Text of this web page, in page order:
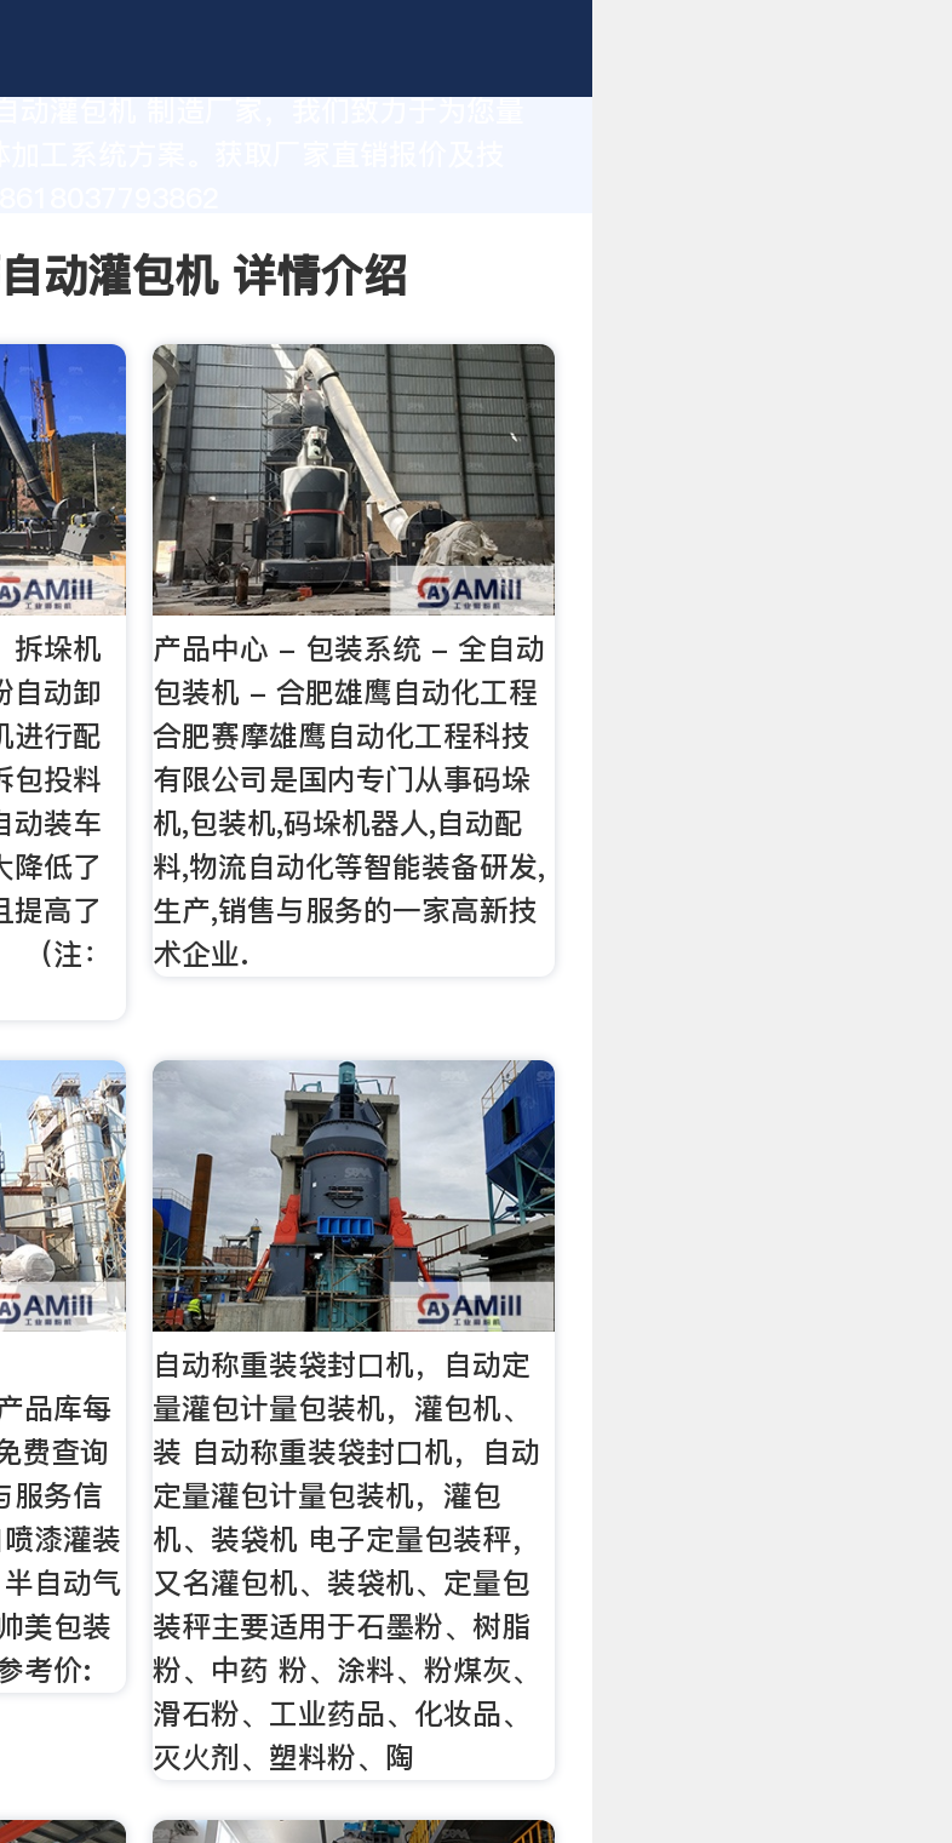
工系统方案。获取厂家直销报价及技
动灌包机 详情介绍
拆垛机
自动卸
进行配
包投料
动装车
降低了
提高了
（注：
产品中心 - 包装系统 - 全自动
包装机 - 合肥雄鹰自动化工程
合肥赛摩雄鹰自动化工程科技
有限公司是国内专门从事码垛
机,包装机,码垛机器人,自动配
料,物流自动化等智能装备研发,
生产,销售与服务的一家高新技
术企业.
品库每
费查询
服务信
漆灌装
自动气
美包装
考价:
自动称重装袋封口机，自动定
量灌包计量包装机，灌包机、
装 自动称重装袋封口机，自动
定量灌包计量包装机，灌包
机、装袋机 电子定量包装秤，
又名灌包机、装袋机、定量包
装秤主要适用于石墨粉、树脂
粉、中药 粉、涂料、粉煤灰、
滑石粉、工业药品、化妆品、
灭火剂、塑料粉、陶